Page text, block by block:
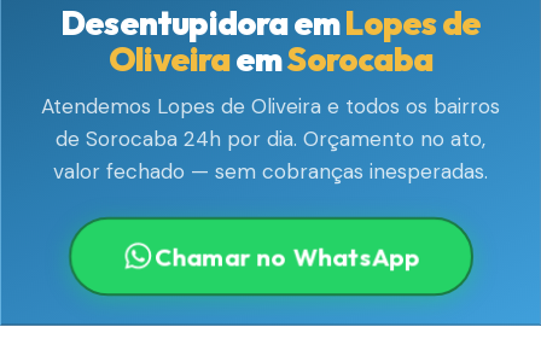
Desentupidora emLopes de
OliveiraemSorocaba
Atendemos Lopes de Oliveira e todos os bairros
de Sorocaba 24h por dia. Orçamento no ato,
valor fechado — sem cobranças inesperadas.
Chamar no WhatsApp